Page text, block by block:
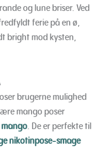
og lune briser. Ved
ferie på en ø,
bright mod kysten,
brugerne mulighed
mango poser
mango. De er perfekte til
nikotinpose-smage